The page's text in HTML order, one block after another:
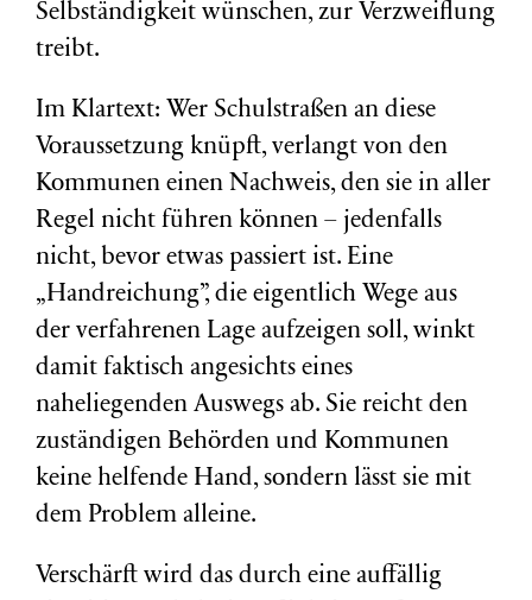
Selbständigkeit wünschen, zur Verzweiflung
treibt.
Im Klartext: Wer Schulstraßen an diese
Voraussetzung knüpft, verlangt von den
Kommunen einen Nachweis, den sie in aller
Regel nicht führen können – jedenfalls
nicht, bevor etwas passiert ist. Eine
„Handreichung”, die eigentlich Wege aus
der verfahrenen Lage aufzeigen soll, winkt
damit faktisch angesichts eines
naheliegenden Auswegs ab. Sie reicht den
zuständigen Behörden und Kommunen
keine helfende Hand, sondern lässt sie mit
dem Problem alleine.
Verschärft wird das durch eine auffällig